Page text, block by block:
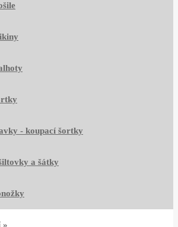
- koupací šortky
a šátky
»